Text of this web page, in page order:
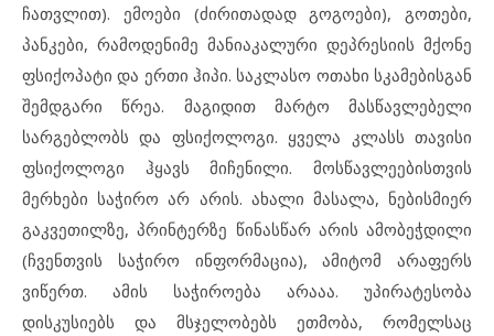
ჩათვლით). ემოები (ძირითადად გოგოები), გოთები,
პანკები, რამოდენიმე მანიაკალური დეპრესიის მქონე
ფსიქოპატი და ერთი ჰიპი. საკლასო ოთახი სკამებისგან
შემდგარი წრეა. მაგიდით მარტო მასწავლებელი
სარგებლობს და ფსიქოლოგი. ყველა კლასს თავისი
ფსიქოლოგი ჰყავს მიჩენილი. მოსწავლეებისთვის
მერხები საჭირო არ არის. ახალი მასალა, ნებისმიერ
გაკვეთილზე, პრინტერზე წინასწარ არის ამობეჭდილი
(ჩვენთვის საჭირო ინფორმაცია), ამიტომ არაფერს
ვიწერთ. ამის საჭიროება არააა. უპირატესობა
დისკუსიებს და მსჯელობებს ეთმობა, რომელსაც